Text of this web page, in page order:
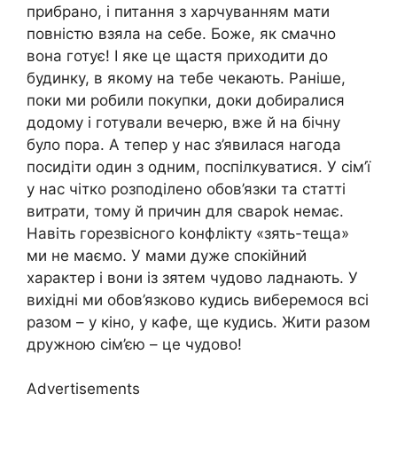
прибрано, і питання з харчуванням мати
повністю взяла на себе. Боже, як смачно
вона готує! І яке це щастя приходити до
будинку, в якому на тебе чекають. Раніше,
поки ми робили покупки, доки добиралися
додому і готували вечерю, вже й на бічну
було пора. А тепер у нас з’явилася нагода
посидіти один з одним, поспілкуватися. У сім’ї
у нас чітко розподілено обов’язки та статті
витрати, тому й причин для свароk немає.
Навіть горезвісного kонфлікту «зять-теща»
ми не маємо. У мами дуже спокійний
характер і вони із зятем чудово ладнають. У
вихідні ми обов’язково кудись виберемося всі
разом – у кіно, у кафе, ще кудись. Жити разом
дружною сім’єю – це чудово!
Advertisements